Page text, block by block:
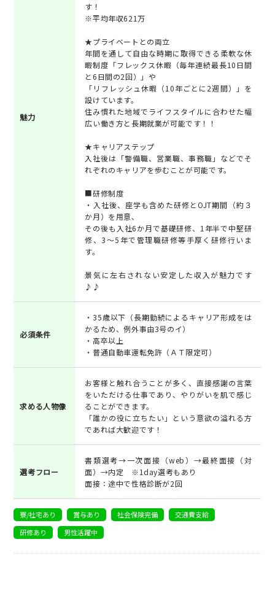
魅力
す！
※平均年収621万
★プライベートとの両立
年間を通して自由な時期に取得できる柔軟な休
暇制度「フレックス休暇（毎年連続最長10日間
と6日間の2回）」や
「リフレッシュ休暇（10年ごとに2週間）」を
設けています。
住み慣れた地域でライフスタイルに合わせた幅
広い働き方と長期就業が可能です！！
★キャリアステップ
入社後は「警備職、営業職、事務職」などでそ
れぞれのキャリアを歩むことが可能です。
■研修制度
・入社後、座学も含めた研修とOJT期間（約３
か月）を用意、
その後も入社6か月で基礎研修、1年半で中堅研
修、3～5年で管理職研修等手厚く研修行いま
す。
景気に左右されない安定した収入が魅力です
♪♪
必須条件
・35歳以下（長期勤続によるキャリア形成をは
かるため、例外事由3号のイ）
・高卒以上
・普通自動車運転免許（ＡＴ限定可）
求める人物像
お客様と触れ合うことが多く、直接感謝の言葉
をいただける仕事であり、やりがいを肌で感じ
ることができます。
「誰かの役に立ちたい」という意欲の溢れる方
であれば大歓迎です！
選考フロー
書類選考→一次面接（web）→最終面接（対
面）→内定 ※1day選考もあり
面接：途中で性格診断が2回
寮/社宅あり 賞与あり 社会保険完備
交通費支給
研修あり
男性活躍中